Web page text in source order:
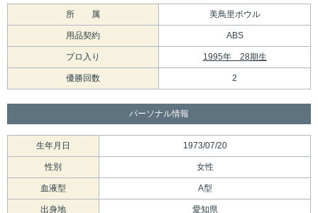
所 属 美鳥里ボウル
用品契約 ABS
プロ入り 1995年 28期生
優勝回数 2
パーソナル情報
生年月日 1973/07/20
性別 女性
血液型 A型
出身地 愛知県